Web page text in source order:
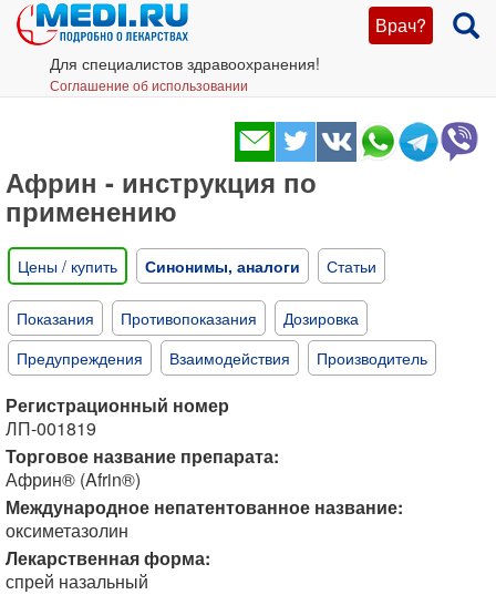
Врач?
Для специалистов здравоохранения!
Соглашение об использовании
Африн - инструкция по
применению
Цены / купить Синонимы, аналоги Статьи
Показания Противопоказания
Дозировка
Предупреждения
Взаимодействия Производитель
Регистрационный номер
ЛП-001819
Торговое название препарата:
Африн® (Afrin®)
Международное непатентованное название:
оксиметазолин
Лекарственная форма:
спрей назальный